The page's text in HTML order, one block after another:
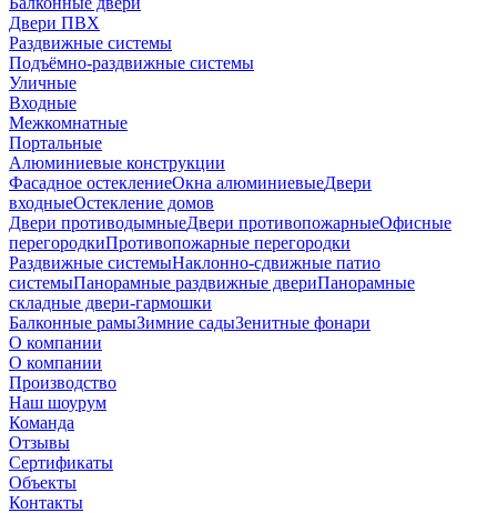
Двери ПВХ
Раздвижные системы
Подъёмно-раздвижные системы
Уличные
Входные
Межкомнатные
Портальные
Алюминиевые конструкции
Фасадное остеклениеОкна алюминиевыеДвери
входныеОстекление домов
Двери противодымныеДвери противопожарныеОфисные
перегородкиПротивопожарные перегородки
Раздвижные системыНаклонно-сдвижные патио
системыПанорамные раздвижные двериПанорамные
складные двери-гармошки
Балконные рамыЗимние садыЗенитные фонари
О компании
О компании
Производство
Наш шоурум
Команда
Отзывы
Сертификаты
Объекты
Контакты